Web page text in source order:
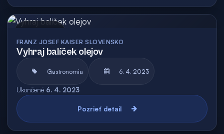
FRANZ JOSEF KAISER SLOVENSKO
Vyhraj balíček olejov
Gastronómia 6. 4. 2023
Ukončené 6. 4. 2023
Pozrieť detail